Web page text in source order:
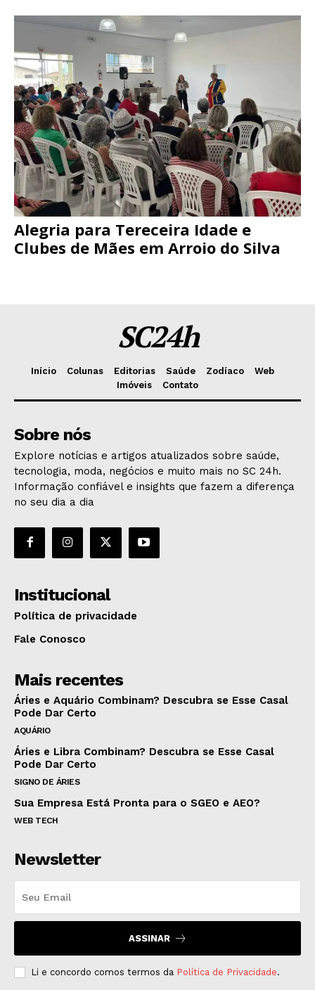
Alegria para Tereceira Idade e
Clubes de Mães em Arroio do Silva
SC24h
Início Colunas Editorias Saúde Zodíaco
Web
Imóveis
Contato
Sobre nós
Explore notícias e artigos atualizados sobre saúde,
tecnologia, moda, negócios e muito mais no SC 24h.
Informação confiável e insights que fazem a diferença
no seu dia a dia
Institucional
Política de privacidade
Fale Conosco
Mais recentes
Áries e Aquário Combinam? Descubra se Esse Casal
Pode Dar Certo
AQUÁRIO
Áries e Libra Combinam? Descubra se Esse Casal
Pode Dar Certo
SIGNO DE ÁRIES
Sua Empresa Está Pronta para o SGEO e AEO?
WEB TECH
Newsletter
ASSINAR
Li e concordo comos termos da Política de Privacidade.